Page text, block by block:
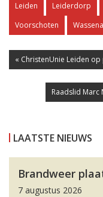
Leiden Leiderdorp
Voorschoten
« ChristenUnie Leiden
Raadslid Marc
LAATSTE NIEUWS
Brandweer
7 augustus 2026